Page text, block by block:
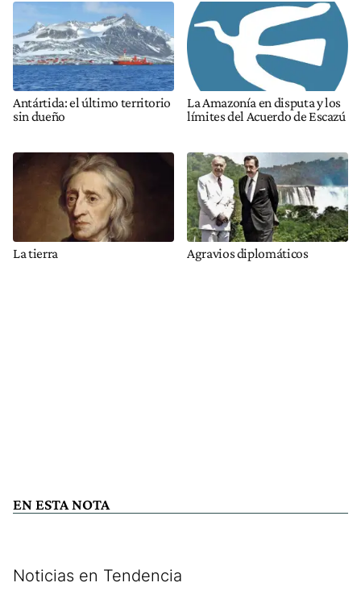
Antártida: el último territorio
sin dueño
La Amazonía en disputa y los
límites del Acuerdo de Escazú
La tierra Agravios diplomáticos
EN ESTA NOTA
Noticias en Tendencia